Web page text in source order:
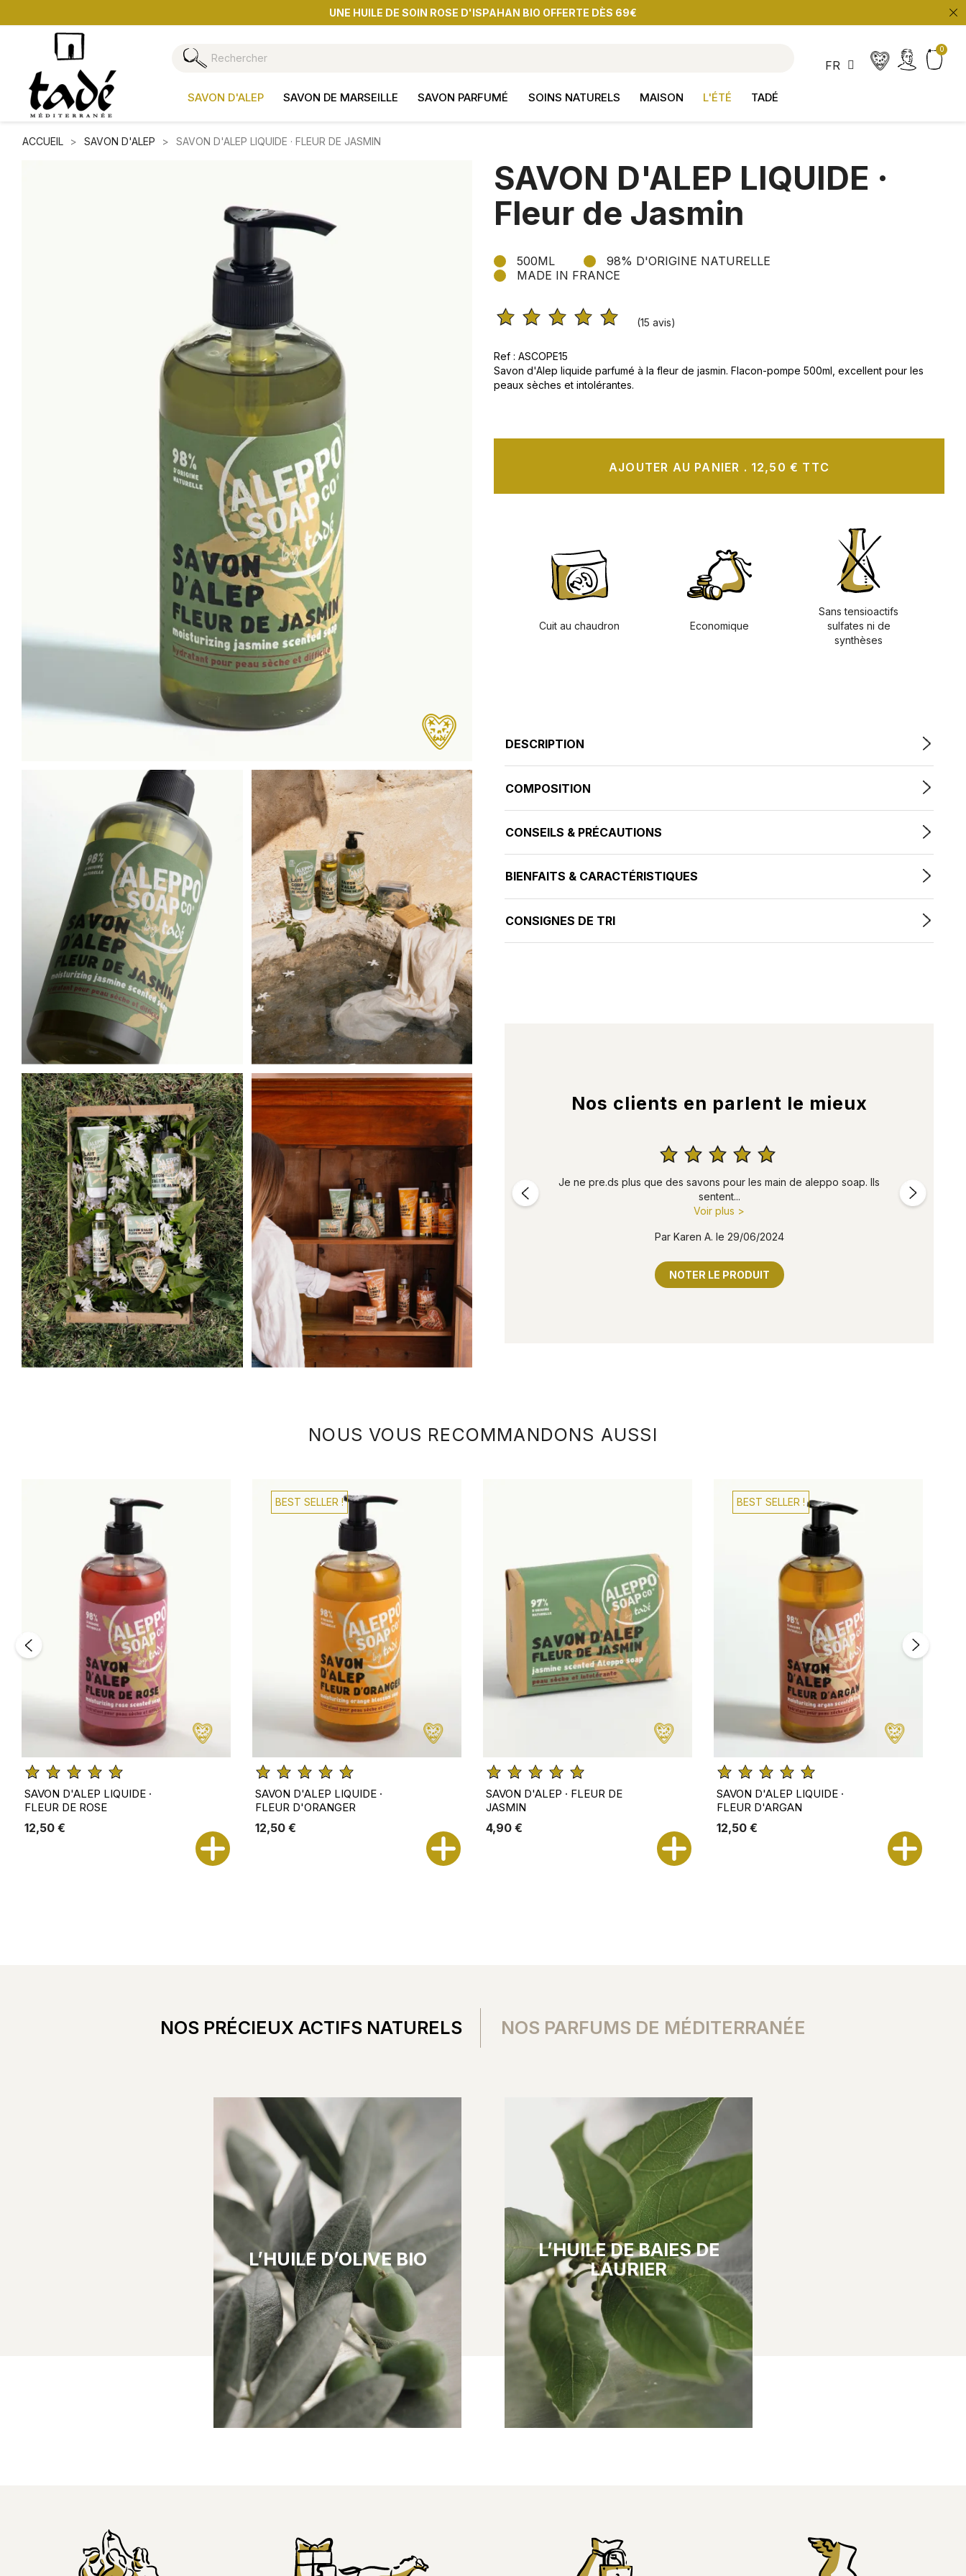
UNE HUILE DE SOIN ROSE D'ISPAHAN BIO OFFERTE DÈS 69€
search
SAVON D'ALEP SAVON DE MARSEILLE SAVON PARFUMÉ SOINS NATURELS MAISON L'ÉTÉ TADÉ
FR
ACCUEIL SAVON D'ALEP SAVON D'ALEP LIQUIDE · FLEUR DE JASMIN
SAVON D'ALEP LIQUIDE ·
Fleur de Jasmin
500ML
98% D'ORIGINE NATURELLE
MADE IN FRANCE
(15 avis)
Ref : ASCOPE15
Savon d'Alep liquide parfumé à la fleur de jasmin. Flacon-pompe 500ml, excellent pour les
peaux sèches et intolérantes.
AJOUTER AU PANIER . 12,50 € TTC
Cuit au chaudron Economique
Sans tensioactifs
sulfates ni de
synthèses
DESCRIPTION
COMPOSITION
CONSEILS & PRÉCAUTIONS
BIENFAITS & CARACTÉRISTIQUES
CONSIGNES DE TRI
Nos clients en parlent le mieux
    
J'utilise le savon d'alep depuis des années, et là j'ai voulu essayer la...
Voir plus >
Par Valéry V. le 27/02/2022
    
Je ne pre.ds plus que des savons pour les main de aleppo soap. Ils
sentent...
Voir plus >
Par Karen A. le 29/06/2024
NOTER LE PRODUIT
NOUS VOUS RECOMMANDONS AUSSI
SAVON D'ALEP LIQUIDE ·
FLEUR DE ROSE
12,50 €
SAVON D'ALEP LIQUIDE ·
FLEUR D'ORANGER
12,50 €
BEST SELLER !
SAVON D'ALEP · FLEUR DE
JASMIN
4,90 €
SAVON D'ALEP LIQUIDE ·
FLEUR D'ARGAN
12,50 €
BEST SELLER !
NOS PRÉCIEUX ACTIFS NATURELS NOS PARFUMS DE MÉDITERRANÉE
L’HUILE D’OLIVE BIO
Riche en acides gras essentiels (oméga-
6 et 9), en antioxydants et en vitamines,
elle adoucit, assainit et entretient la peau
L’HUILE DE BAIES DE
LAURIER
d’Alexandrette, depuis l’Antiquité, on
extrait de ce fruit une huile reconnue
pour ses qualités cosmétiques. L'huile de